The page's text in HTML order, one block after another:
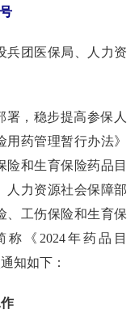
兵团医保局、人力资
署，稳步提高参保人
药管理暂行办法》
险和生育保险药品目
人力资源社会保障部
、工伤保险和生育保
《2024年药品目
知如下：